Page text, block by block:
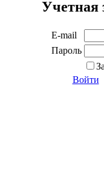
Учетная
E-mail
Пароль
Войти